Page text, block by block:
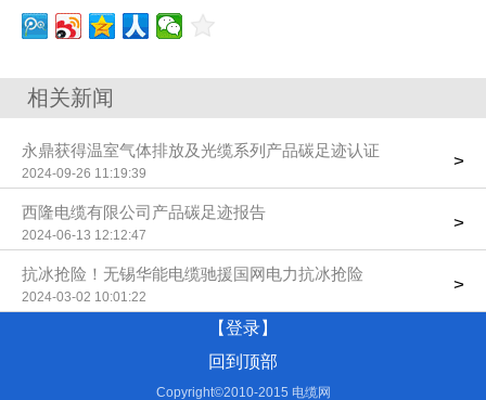
相关新闻
永鼎获得温室气体排放及光缆系列产品碳足迹认证
2024-09-26 11:19:39
>
西隆电缆有限公司产品碳足迹报告
2024-06-13 12:12:47
>
抗冰抢险！无锡华能电缆驰援国网电力抗冰抢险
2024-03-02 10:01:22
>
【登录】
回到顶部
Copyright©2010-2015 电缆网